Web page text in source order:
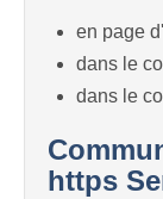
en page
dans le
dans le
https